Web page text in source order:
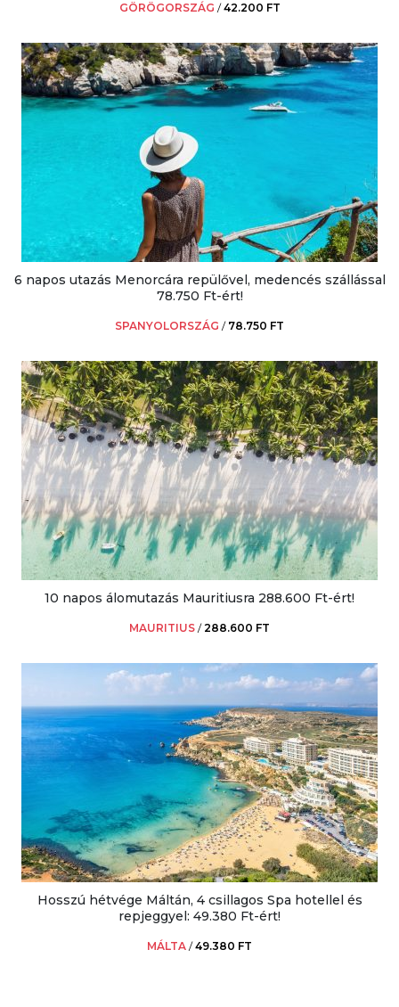
GÖRÖGORSZÁG /42.200 FT
6 napos utazás Menorcára repülővel, medencés szállással
78.750 Ft-ért!
SPANYOLORSZÁG / 78.750 FT
10 napos álomutazás Mauritiusra 288.600 Ft-ért!
MAURITIUS /288.600 FT
Hosszú hétvége Máltán, 4 csillagos Spa hotellel és
repjeggyel: 49.380 Ft-ért!
MÁLTA /49.380 FT